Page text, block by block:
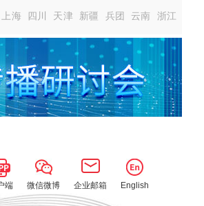
上海 四川 天津 新疆 兵团 云南 浙江
端 微信微博 企业邮箱 English